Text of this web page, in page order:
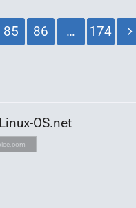
85 86 … 174
OS.net